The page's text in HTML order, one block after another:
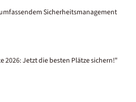
Sicherheitsmanagement
Jetzt die besten Plätze sichern!"